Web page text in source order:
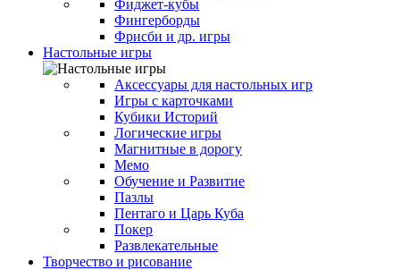
Фиджет-кубы
Фингерборды
Фрисби и др. игры
Настольные игры
Аксессуары для настольных игр
Игры с карточками
Кубики Историй
Логические игры
Магнитные в дорогу
Мемо
Обучение и Развитие
Пазлы
Пентаго и Царь Куба
Покер
Развлекательные
Творчество и рисование